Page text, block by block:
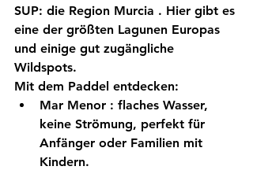
SUP: die Region Murcia . Hier gibt es
eine der größten Lagunen Europas
und einige gut zugängliche
Wildspots.
Mit dem Paddel entdecken:
Mar Menor : flaches Wasser,
keine Strömung, perfekt für
Anfänger oder Familien mit
Kindern.